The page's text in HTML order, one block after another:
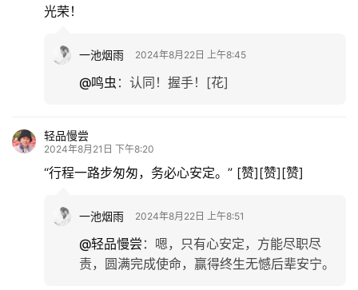
光荣！
一池烟雨 2024年8月22日 上午8:45
@鸣虫 ： 认同！握手！[花]
轻品慢尝
2024年8月21日 下午8:20
“行程一路步匆匆，务必心安定。” [赞][赞][赞]
一池烟雨 2024年8月22日 上午8:51
@轻品慢尝 ： 嗯，只有心安定，方能尽职尽
责，圆满完成使命，赢得终生无憾后辈安宁。